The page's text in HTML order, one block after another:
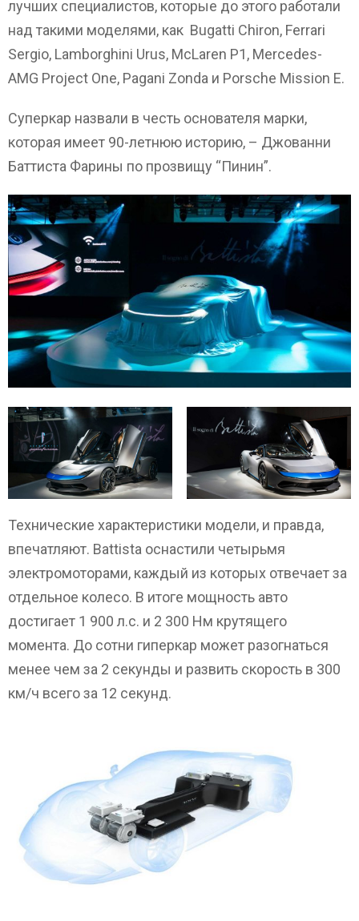
лучших специалистов, которые до этого работали
над такими моделями, как Bugatti Chiron, Ferrari
Sergio, Lamborghini Urus, McLaren P1, Mercedes-
AMG Project One, Pagani Zonda и Porsche Mission E.
Суперкар назвали в честь основателя марки,
которая имеет 90-летнюю историю, – Джованни
Баттиста Фарины по прозвищу “Пинин”.
Технические характеристики модели, и правда,
впечатляют. Battista оснастили четырьмя
электромоторами, каждый из которых отвечает за
отдельное колесо. В итоге мощность авто
достигает 1 900 л.с. и 2 300 Нм крутящего
момента. До сотни гиперкар может разогнаться
менее чем за 2 секунды и развить скорость в 300
км/ч всего за 12 секунд.